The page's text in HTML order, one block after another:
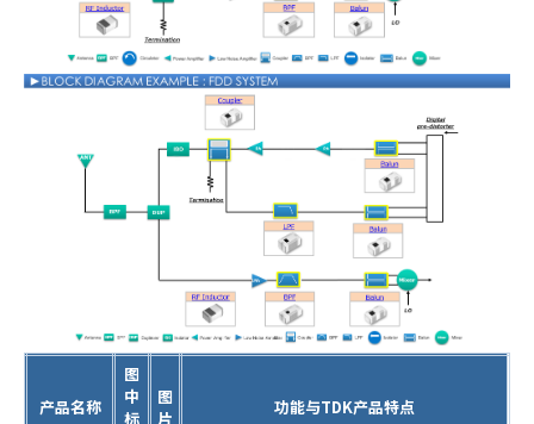
产品名称
图
中
标
图
片
功能与TDK产品特点